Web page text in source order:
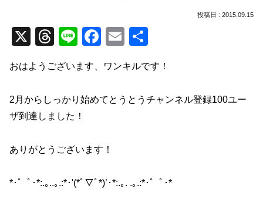
2015.09.15
X
T
e
a
d
Li
e
F
c
e
o
E
ail
おはようございます、ワンキルです！
2月からしっかり始めてとうとうチャンネル登録100ユー
ザ到達しました！
ありがとうございます！
*･゜ﾟ･*:.｡..｡.:*･'(*ﾟ▽ﾟ*)’･*:.｡. .｡.:*･゜ﾟ･*